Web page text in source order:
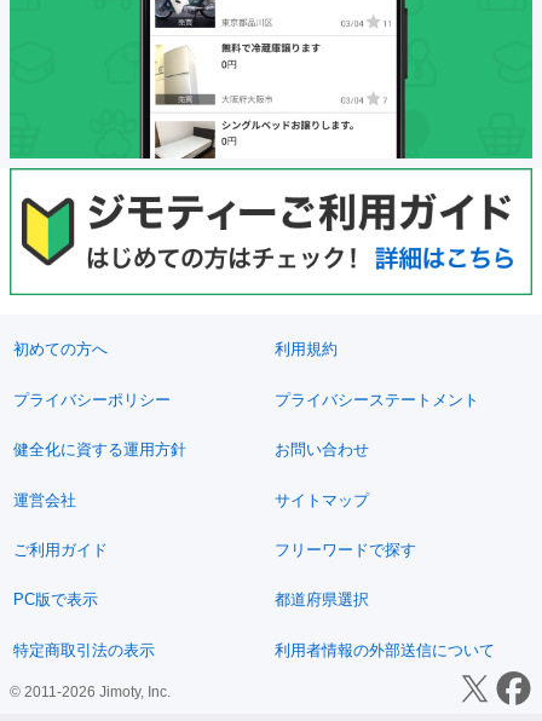
初めての方へ 利用規約
プライバシーポリシー プライバシーステートメント
健全化に資する運用方針 お問い合わせ
運営会社 サイトマップ
ご利用ガイド フリーワードで探す
PC版で表示 都道府県選択
特定商取引法の表示 利用者情報の外部送信について
© 2011-2026 Jimoty, Inc.